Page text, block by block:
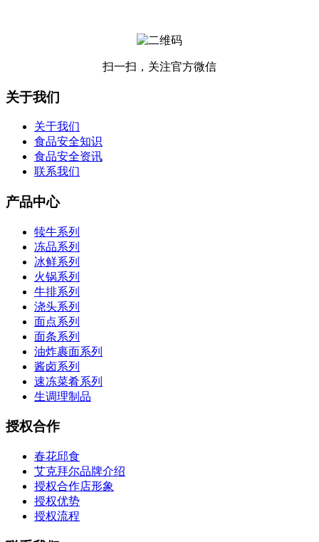
扫一扫，关注官方微信
关于我们
关于我们
食品安全知识
食品安全资讯
联系我们
产品中心
犊牛系列
冻品系列
冰鲜系列
火锅系列
牛排系列
浇头系列
面点系列
面条系列
油炸裹面系列
酱卤系列
速冻菜肴系列
生调理制品
授权合作
春花邱食
艾克拜尔品牌介绍
授权合作店形象
授权优势
授权流程